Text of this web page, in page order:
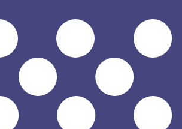
UTC